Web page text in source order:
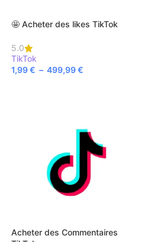
🤩 Acheter des likes TikTok
5.0
TikTok
1,99€ – 499,99€
Acheter des Commentaires